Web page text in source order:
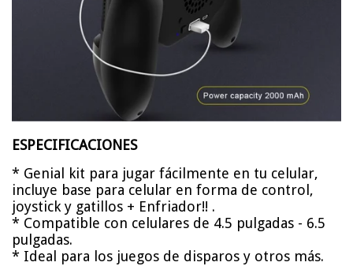
ESPECIFICACIONES
* Genial kit para jugar fácilmente en tu celular,
incluye base para celular en forma de control,
joystick y gatillos + Enfriador!! .
* Compatible con celulares de 4.5 pulgadas - 6.5
pulgadas.
* Ideal para los juegos de disparos y otros más.